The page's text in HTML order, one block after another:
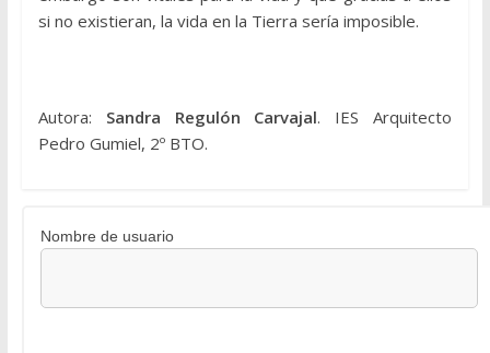
si no existieran, la vida en la Tierra sería imposible.
Autora: Sandra Regulón Carvajal. IES Arquitecto
Pedro Gumiel, 2º BTO.
Nombre de usuario